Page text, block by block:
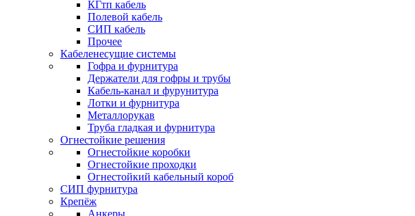
КГтп кабель
Полевой кабель
СИП кабель
Прочее
Кабеленесущие системы
Гофра и фурнитура
Держатели для гофры и трубы
Кабель-канал и фурунитура
Лотки и фурнитура
Металлорукав
Труба гладкая и фурнитура
Огнестойкие решения
Огнестойкие коробки
Огнестойкие проходки
Огнестойкий кабельный короб
СИП фурнитура
Крепёж
Анкеры